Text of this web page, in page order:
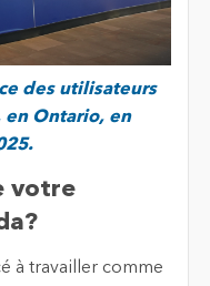
des utilisateurs
en Ontario, en
votre
à travailler comme